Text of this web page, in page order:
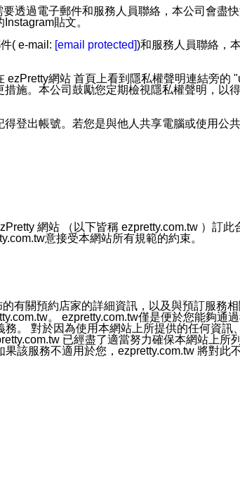
透過電子郵件和服務人員聯絡，本公司會盡
貼文。
( e-mail: [email protected])和服務人員聯絡，
網站 首頁上看到隱私權聲明連結旁的
施。本公司鼓勵您定期檢視隱私權聲明，以
登出帳號。若您是與他人共享電腦或使用公
下三個條件者，將可收到通知型訊息。
網站 （以下皆稱 ezpretty.com.tw ）訂
意接受本網站所有規範的約束。
有關預約店家的詳細資訊，以及與預訂服務
。 ezpretty.com.tw僅是便於您能夠通
。 對於因為使用本網站上所提供的任何資訊
已經盡了適當努力確保本網站上所
該服務不適用於您，ezpretty.com.tw 將對此